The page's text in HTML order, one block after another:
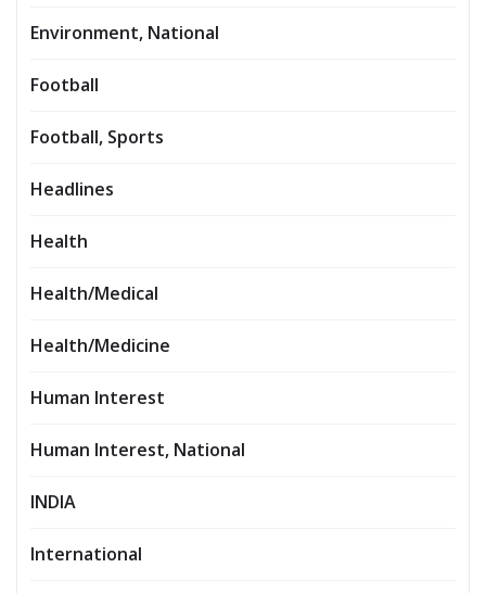
Environment, National
Football
Football, Sports
Headlines
Health
Health/Medical
Health/Medicine
Human Interest
Human Interest, National
INDIA
International